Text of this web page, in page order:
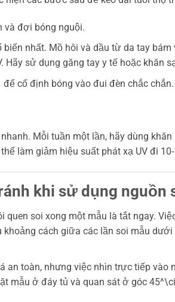
và đợi bóng nguội.
biến nhất. Mồ hôi và dầu từ da tay
Hãy sử dụng găng tay y tế hoặc khăn
để cố định bóng vào đui đèn chắc chắn.
Mỗi tuần một lần, hãy dùng
làm giảm hiệu suất phát xạ UV đi 10-
khi sử dụng nguồn
quen soi xong một mẫu là tắt ngay.
cách giữa các lần soi mẫu
an toàn, nhưng việc nhìn trực tiếp vào
mẫu ở đáy tủ và quan sát ở góc